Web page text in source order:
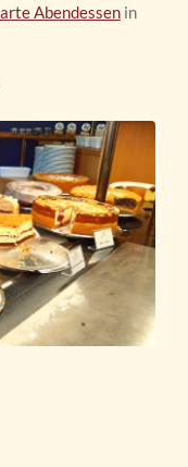
Abendessen in